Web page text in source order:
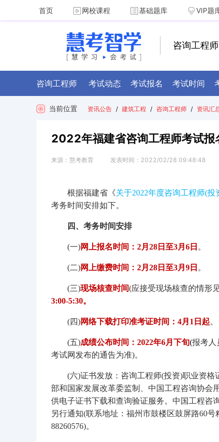
首页 网校课程 基础题库 VIP题
咨询工程师
咨询工程师 考试动态 考试报名 考试时间
当前位置 资讯公告 / 建筑工程 / 咨询工程师 / 资讯汇
2022年福建省咨询工程师考试
来源： 慧考教育 发表时间： 2022/02/28 09:48:48
根据福建省《关于2022年度咨询工程师(
考务时间安排如下。
四、考务时间安排
(一)网上报名时间：2月28日至3月6日 。
(二)网上缴费时间：2月28日至3月9日 。
(三)现场核查时间(应接受现场核查的情形
3:00-5:30。
(四)网络下载打印准考证时间：4月1日起。
(五)成绩公布时间：2022年6月下旬(报考人
考试网发布的通告为准)。
(六)证书发放：咨询工程师(投资)职业资格
部和国家发展改革委监制、中国工程咨询协会
供电子证书下载和查询验证服务。中国工程咨
另行通知(联系地址：福州市鼓楼区鼓屏路60号
88260576)。